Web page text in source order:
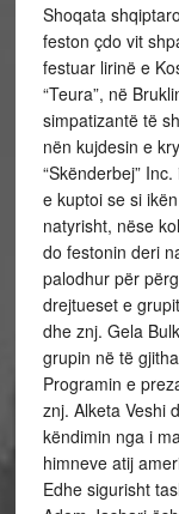
Shoqata
feston çdo vit
festuar lirinë e
“Teura”, në
simpatizantë të
nën kujdesin e
“Skënderbej”
e kuptoi se si
natyrisht, nëse
do festonin deri
palodhur për
drejtueset e
dhe znj. Gela
grupin në të
Programin e
znj. Alketa Veshi
këndimin nga i
himneve atij
Edhe sigurisht